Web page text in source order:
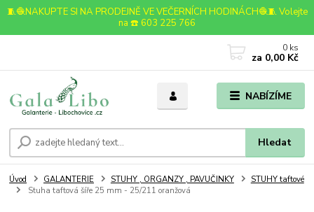
🧵🧶NAKUPTE SI NA PRODEJNĚ VE VEČERNÍCH HODINÁCH🧶🧵 Volejte
na ☎️ 603 225 766
NABÍZÍME
Hledat
0 ks
za 0,00 Kč
Úvod GALANTERIE STUHY , ORGANZY , PAVUČINKY
STUHY taftové
Stuha taftová šíře 25 mm - 25/211 oranžová